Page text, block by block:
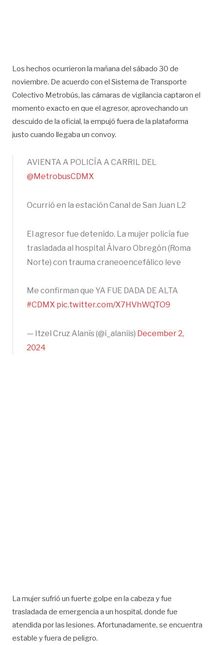
Los hechos ocurrieron la mañana del sábado 30 de
noviembre. De acuerdo con el Sistema de Transporte
Colectivo Metrobús, las cámaras de vigilancia captaron el
momento exacto en que el agresor, aprovechando un
descuido de la oficial, la empujó fuera de la plataforma
justo cuando llegaba un convoy.
AVIENTA A POLICÍA A CARRIL DEL
@MetrobusCDMX
Ocurrió en la estación Canal de San Juan L2
El agresor fue detenido. La mujer policía fue
trasladada al hospital Álvaro Obregón (Roma
Norte) con trauma craneoencefálico leve
Me confirman que YA FUE DADA DE ALTA
#CDMX pic.twitter.com/X7HVhWQTO9
— Itzel Cruz Alanís (@i_alaniis) December 2,
2024
La mujer sufrió un fuerte golpe en la cabeza y fue
trasladada de emergencia a un hospital, donde fue
atendida por las lesiones. Afortunadamente, se encuentra
estable y fuera de peligro.